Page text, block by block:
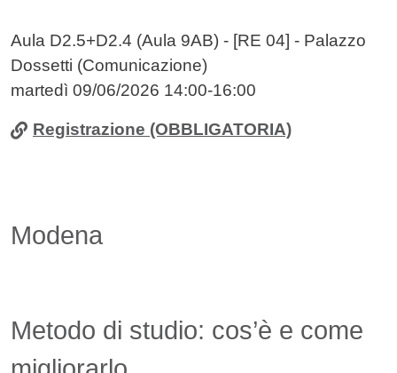
Aula D2.5+D2.4 (Aula 9AB) - [RE 04] - Palazzo
Dossetti (Comunicazione)
martedì 09/06/2026 14:00-16:00
Registrazione (OBBLIGATORIA)
Modena
Metodo di studio: cos’è e come